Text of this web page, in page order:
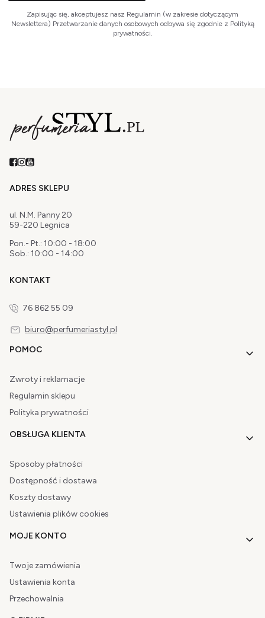
Zapisując się, akceptujesz nasz Regulamin (w zakresie dotyczącym
Newslettera) Przetwarzanie danych osobowych odbywa się zgodnie z Polityką
prywatności.
ADRES SKLEPU
ul. N.M. Panny 20
59-220 Legnica
Pon.- Pt.: 10:00 - 18:00
Sob.: 10:00 - 14:00
KONTAKT
76 862 55 09
biuro@perfumeriastyl.pl
Linki w stopce
POMOC
Zwroty i reklamacje
Regulamin sklepu
Polityka prywatności
OBSŁUGA KLIENTA
Sposoby płatności
Dostępność i dostawa
Koszty dostawy
Ustawienia plików cookies
MOJE KONTO
Twoje zamówienia
Ustawienia konta
Przechowalnia